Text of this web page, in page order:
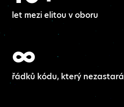
let mezi elitou v oboru
∞
řádků kódu, který nezastará